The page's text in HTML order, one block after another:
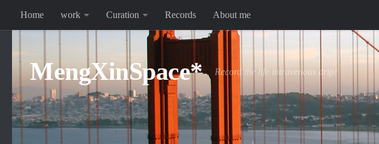
跳至内容
Home work Curation Records About me
MengXinSpace* Record the life intravenous drip!